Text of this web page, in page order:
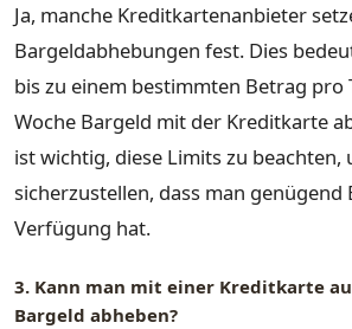
Ja, manche Kreditkartenanbieter
Bargeldabhebungen fest. Dies
bis zu einem bestimmten Betrag pro
Woche Bargeld mit der Kreditkarte
ist wichtig, diese Limits zu beachten,
sicherzustellen, dass man genügend
Verfügung hat.
3. Kann man mit einer Kreditkarte
Bargeld abheben?